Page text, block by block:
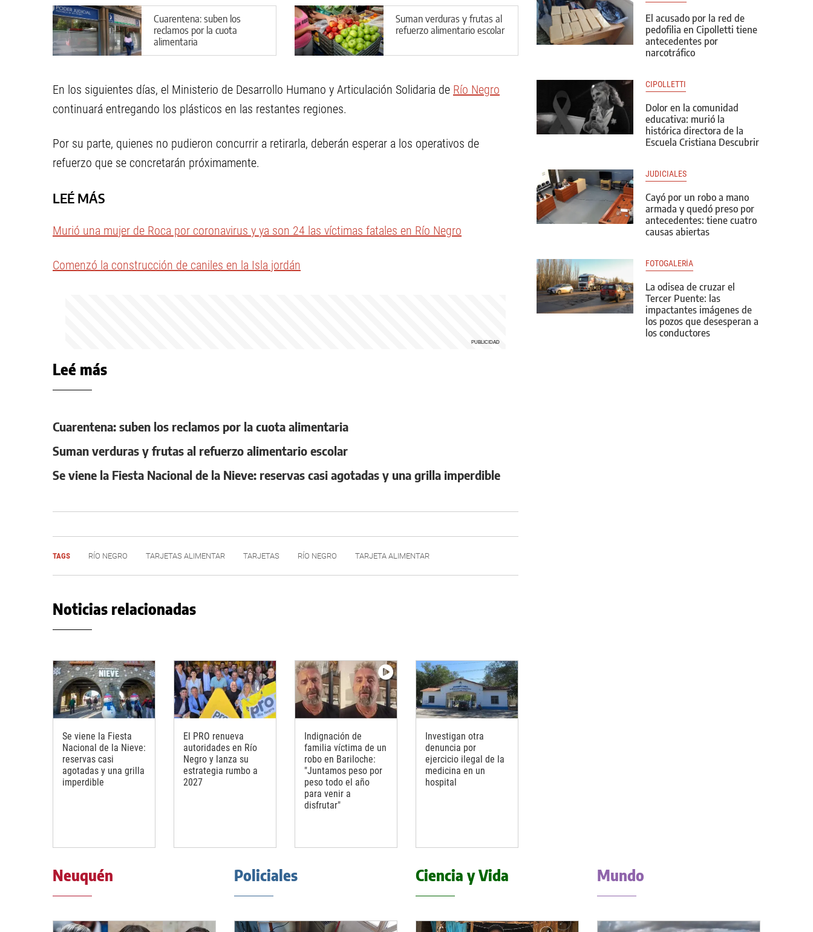
Cuarentena: suben los
reclamos por la cuota
alimentaria
Suman verduras y frutas al
refuerzo alimentario escolar
En los siguientes días, el Ministerio de Desarrollo Humano y Articulación Solidaria de Río Negro
continuará entregando los plásticos en las restantes regiones.
Por su parte, quienes no pudieron concurrir a retirarla, deberán esperar a los operativos de
refuerzo que se concretarán próximamente.
LEÉ MÁS
Murió una mujer de Roca por coronavirus y ya son 24 las víctimas fatales en Río Negro
Comenzó la construcción de caniles en la Isla jordán
Leé más
Cuarentena: suben los reclamos por la cuota alimentaria
Suman verduras y frutas al refuerzo alimentario escolar
Se viene la Fiesta Nacional de la Nieve: reservas casi agotadas y una grilla imperdible
TAGS RÍO NEGRO TARJETAS ALIMENTAR TARJETAS RÍO NEGRO TARJETA ALIMENTAR
Noticias relacionadas
Se viene la Fiesta
Nacional de la Nieve:
reservas casi
agotadas y una grilla
imperdible
El PRO renueva
autoridades en Río
Negro y lanza su
estrategia rumbo a
2027
Indignación de
familia víctima de un
robo en Bariloche:
"Juntamos peso por
peso todo el año
para venir a
disfrutar"
Investigan otra
denuncia por
ejercicio ilegal de la
medicina en un
hospital
El acusado por la red de
pedofilia en Cipolletti tiene
antecedentes por
narcotráfico
CIPOLLETTI
Dolor en la comunidad
educativa: murió la
histórica directora de la
Escuela Cristiana Descubrir
JUDICIALES
Cayó por un robo a mano
armada y quedó preso por
antecedentes: tiene cuatro
causas abiertas
FOTOGALERÍA
La odisea de cruzar el
Tercer Puente: las
impactantes imágenes de
los pozos que desesperan a
los conductores
Neuquén Policiales Ciencia y Vida Mundo